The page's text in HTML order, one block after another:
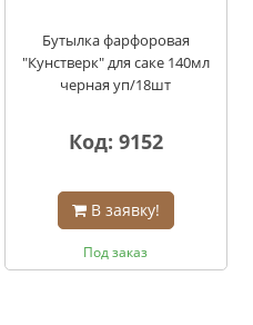
Бутылка фарфоровая
"Кунстверк" для саке 140мл
черная уп/18шт
Код: 9152
В заявку!
Под заказ